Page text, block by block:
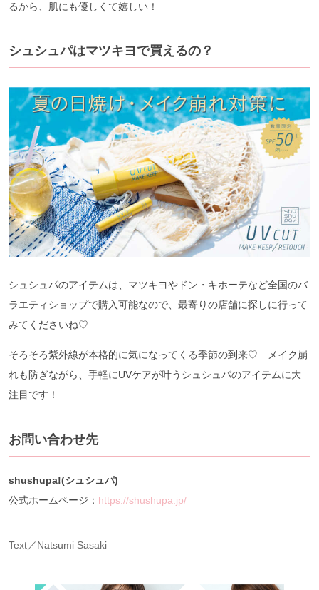
るから、肌にも優しくて嬉しい！
シュシュパはマツキヨで買えるの？
シュシュパのアイテムは、マツキヨやドン・キホーテなど全国のバ
ラエティショップで購入可能なので、最寄りの店舗に探しに行って
みてくださいね♡
そろそろ紫外線が本格的に気になってくる季節の到来♡ メイク崩
れも防ぎながら、手軽にUVケアが叶うシュシュパのアイテムに大
注目です！
お問い合わせ先
shushupa!(シュシュパ)
公式ホームページ： https://shushupa.jp/
Text／Natsumi Sasaki